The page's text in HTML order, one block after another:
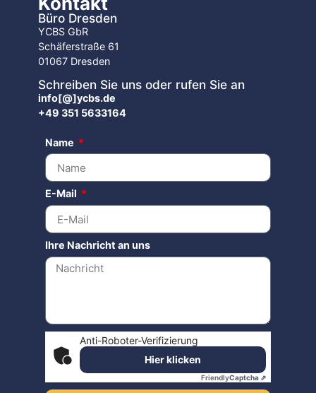
Büro Dresden
YCBS GbR
Schäferstraße 61
01067 Dresden
Schreiben Sie uns oder rufen Sie an
info[@]ycbs.de
+49 351 5633164
Name
E-Mail
Ihre Nachricht an uns
Anti-Roboter-Verifizierung
Hier klicken
FriendlyCaptcha ⇗